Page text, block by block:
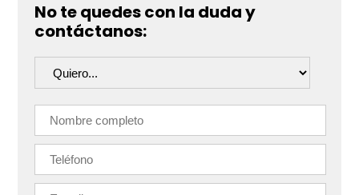
No te quedes con la duda y
contáctanos: